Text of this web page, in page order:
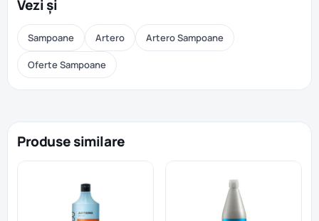
Vezi și
Sampoane Artero Artero Sampoane
Oferte Sampoane
Produse similare